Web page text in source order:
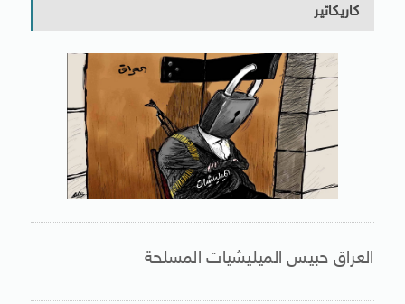
كاريكاتير
العراق حبيس الميليشيات المسلحة